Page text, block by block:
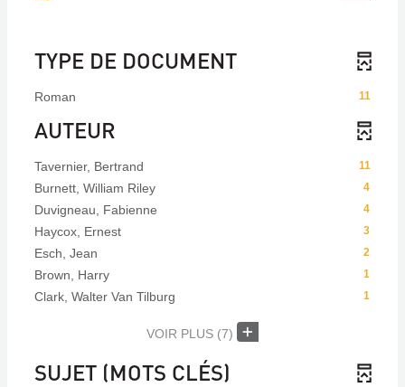
TYPE DE DOCUMENT
11
Roman
AUTEUR
11
Tavernier, Bertrand
4
Burnett, William Riley
4
Duvigneau, Fabienne
3
Haycox, Ernest
2
Esch, Jean
1
Brown, Harry
1
Clark, Walter Van Tilburg
VOIR PLUS (7)
SUJET (MOTS CLÉS)